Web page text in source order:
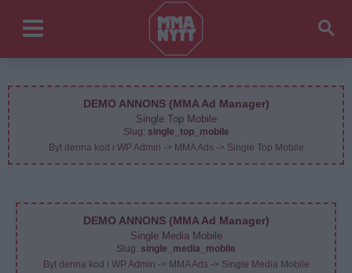
DEMO ANNONS (MMA Ad Manager)
Single Top Mobile
Slug: single_top_mobile
Byt denna kod i WP Admin -> MMA Ads -> Single Top Mobile
DEMO ANNONS (MMA Ad Manager)
Single Media Mobile
Slug: single_media_mobile
Byt denna kod i WP Admin -> MMA Ads -> Single Media Mobile